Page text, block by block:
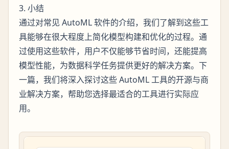
3. 小结
通过对常见 AutoML 软件的介绍，我们了解到这些工
具能够在很大程度上简化模型构建和优化的过程。通
过使用这些软件，用户不仅能够节省时间，还能提高
模型性能，为数据科学任务提供更好的解决方案。下
一篇，我们将深入探讨这些 AutoML 工具的开源与商
业解决方案，帮助您选择最适合的工具进行实际应
用。